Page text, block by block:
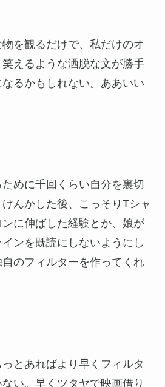
を観るだけで、私だけのオ
えるような洒脱な文が勝手
るかもしれない。ああいい
めに千回くらい自分を裏切
んかした後、こっそりTシャ
に伸ばした経験とか、娘が
ンを既読にしないようにし
のフィルターを作ってくれ
とあればより早くフィルタ
い。早くツタヤで映画借り